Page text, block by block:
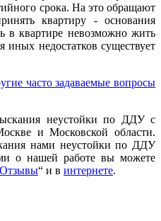
срока. На это обращают
квартиру - основания
в квартире невозможно жить
иных недостатков существует
часто задаваемые вопросы
неустойки по ДДУ с
и Московской области.
нами неустойки по ДДУ
о нашей работе вы можете
Отзывы“ и в интернете.